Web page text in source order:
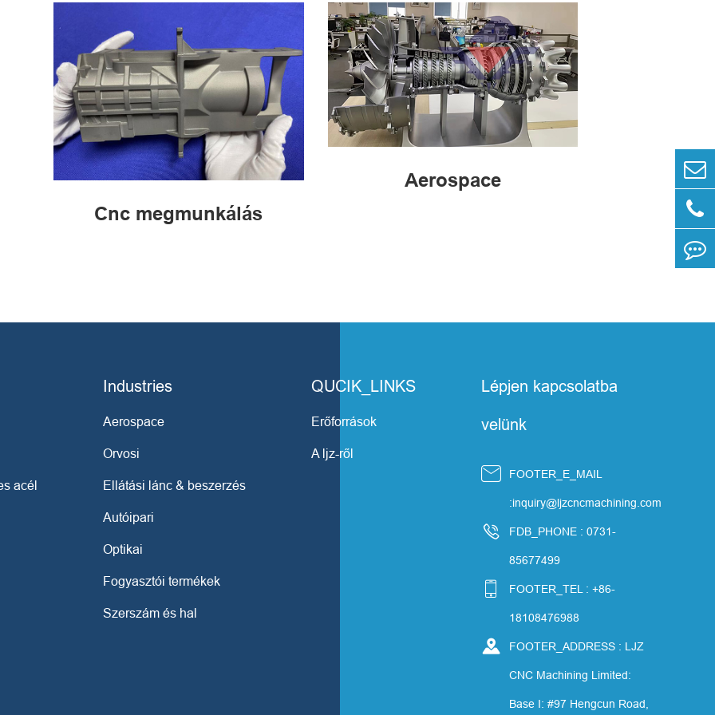
Cnc megmunkálás
Aerospace
acél
Industries
Aerospace
Orvosi
Ellátási lánc & beszerzés
Autóipari
Optikai
Fogyasztói termékek
Szerszám és hal
QUCIK_LINKS
Erőforrások
A ljz-ről
Lépjen kapcsolatba
velünk
 FOOTER_E_MAIL
:inquiry@ljzcncmachining.com
 FDB_PHONE : 0731-
85677499
 FOOTER_TEL : +86-
18108476988
 FOOTER_ADDRESS : LJZ
CNC Machining Limited:
Base I: #97 Hengcun Road,